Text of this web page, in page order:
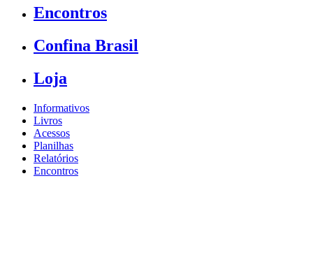
Encontros
Confina Brasil
Loja
Informativos
Livros
Acessos
Planilhas
Relatórios
Encontros